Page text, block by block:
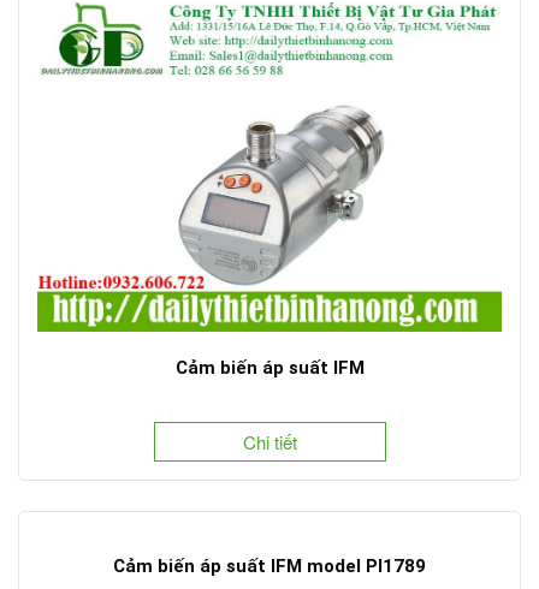
Cảm biến áp suất IFM
Chi tiết
Cảm biến áp suất IFM model PI1789